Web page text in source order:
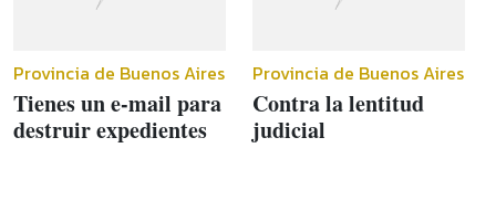
Provincia de Buenos Aires
Tienes un e-mail para
destruir expedientes
Provincia de Buenos Aires
Contra la lentitud
judicial